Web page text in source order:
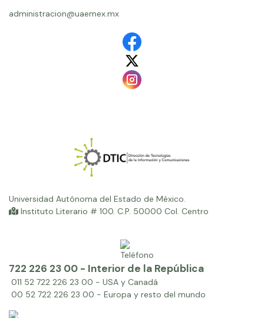
administracion@uaemex.mx
Universidad Autónoma del Estado de México.
Instituto Literario # 100. C.P. 50000 Col. Centro
722 226 23 00 - Interior de la República
011 52 722 226 23 00 - USA y Canadá
00 52 722 226 23 00 - Europa y resto del mundo